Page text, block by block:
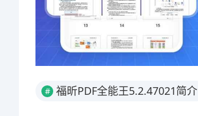
# 福昕PDF全能王5.2.47021简介